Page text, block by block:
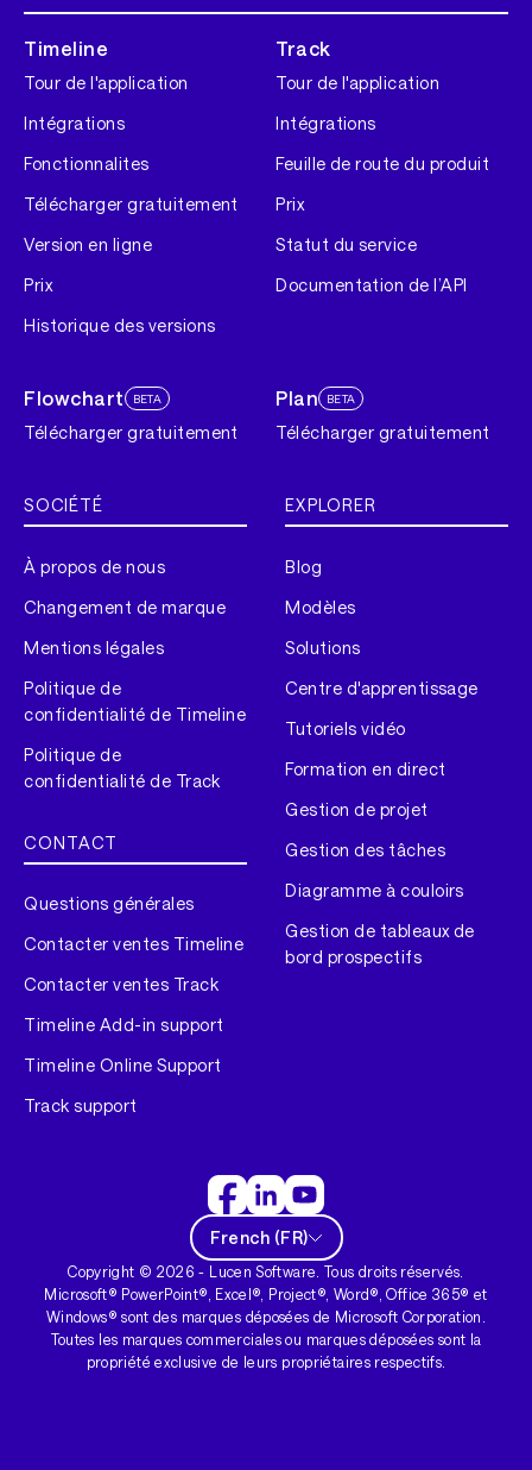
Timeline
Tour de l'application
Intégrations
Fonctionnalites
Télécharger gratuitement
Version en ligne
Prix
Historique des versions
Track
Tour de l'application
Intégrations
Feuille de route du produit
Prix
Statut du service
Documentation de l’API
Flowchart BETA
Télécharger gratuitement
Plan BETA
Télécharger gratuitement
SOCIÉTÉ
À propos de nous
Changement de marque
Mentions légales
Politique de
confidentialité de Timeline
Politique de
confidentialité de Track
CONTACT
Questions générales
Contacter ventes Timeline
Contacter ventes Track
Timeline Add-in support
Timeline Online Support
Track support
EXPLORER
Blog
Modèles
Solutions
Centre d'apprentissage
Tutoriels vidéo
Formation en direct
Gestion de projet
Gestion des tâches
Diagramme à couloirs
Gestion de tableaux de
bord prospectifs
French (FR)
Copyright © 2026 - Lucen Software. Tous droits réservés.
Microsoft® PowerPoint®, Excel®, Project®, Word®, Office 365® et
Windows® sont des marques déposées de Microsoft Corporation.
Toutes les marques commerciales ou marques déposées sont la
propriété exclusive de leurs propriétaires respectifs.